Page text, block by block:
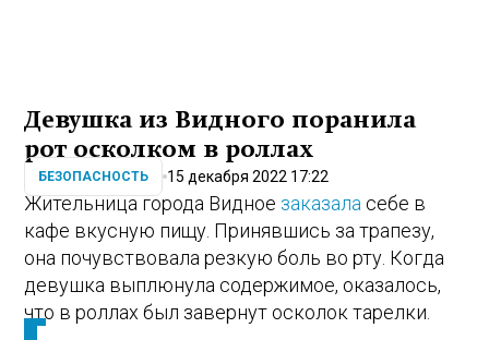
Девушка из Видного поранила
рот осколком в роллах
БЕЗОПАСНОСТЬ 15 декабря 2022 17:22
Жительница города Видное заказала себе в
кафе вкусную пищу. Принявшись за трапезу,
она почувствовала резкую боль во рту. Когда
девушка выплюнула содержимое, оказалось,
что в роллах был завернут осколок тарелки.